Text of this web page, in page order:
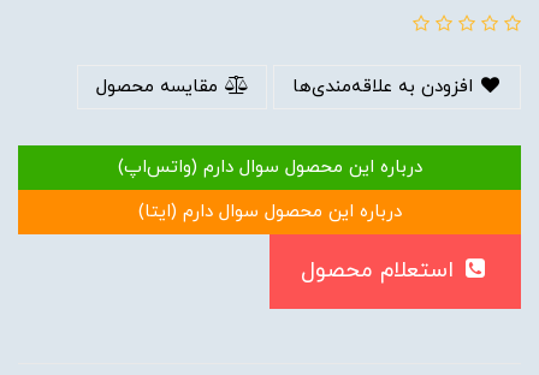
افزودن به علاقه‌مندی‌ها مقایسه محصول
درباره این محصول سوال دارم (واتس‌اپ)
درباره این محصول سوال دارم (ایتا)
استعلام محصول